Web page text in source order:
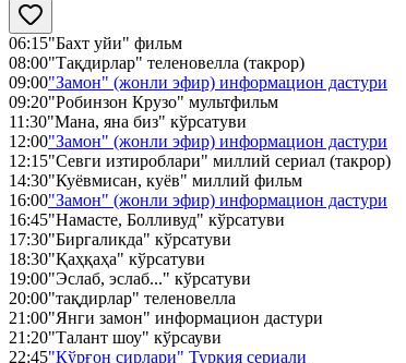
06:15"Бахт уйи" фильм
08:00"Тақдирлар" теленовелла (такрор)
09:00"Замон" (жонли эфир) информацион дастури
09:20"Робинзон Крузо" мультфильм
11:30"Мана, яна биз" кўрсатуви
12:00"Замон" (жонли эфир) информацион дастури
12:15"Севги изтироблари" миллий сериал (такрор)
14:30"Куёвмисан, куёв" миллий фильм
16:00"Замон" (жонли эфир) информацион дастури
16:45"Намасте, Болливуд" кўрсатуви
17:30"Биргаликда" кўрсатуви
18:30"Қаҳқаҳа" кўрсатуви
19:00"Эслаб, эслаб..." кўрсатуви
20:00"тақдирлар" теленовелла
21:00"Янги замон" информацион дастури
21:20"Талант шоу" кўрсауви
22:45"Қўрғон сирлари" Туркия сериали